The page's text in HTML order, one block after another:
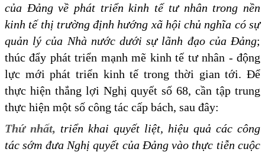
của Đảng về phát triển kinh tế tư nhân trong nền
kinh tế thị trường định hướng xã hội chủ nghĩa có sự
quản lý của Nhà nước dưới sự lãnh đạo của Đảng;
thúc đẩy phát triển mạnh mẽ kinh tế tư nhân - động
lực mới phát triển kinh tế trong thời gian tới. Để
thực hiện thắng lợi Nghị quyết số 68, cần tập trung
thực hiện một số công tác cấp bách, sau đây:
Thứ nhất, triển khai quyết liệt, hiệu quả các công
tác sớm đưa Nghị quyết của Đảng vào thực tiễn cuộc